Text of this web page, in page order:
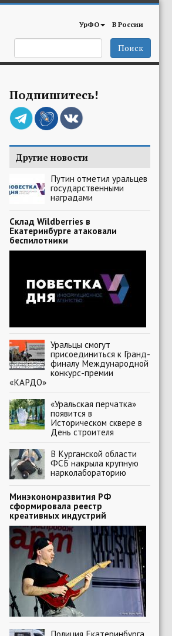
УрФО В России
Поиск
Подпишитесь!
Другие новости
Путин отметил уральцев
государственными
наградами
Склад Wildberries в
Екатеринбурге атаковали
беспилотники
Уральцы смогут
присоединиться к Гранд-
финалу Международной
конкурс-премии
«КАРДО»
«Уральская перчатка»
появится в
Историческом сквере в
День строителя
В Курганской области
ФСБ накрыла крупную
нарколабораторию
Минэкономразвития РФ
сформировала реестр
креативных индустрий
Полиция Екатеринбурга